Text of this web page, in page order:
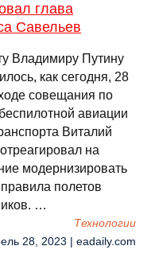
глава
Савельев
Владимиру Путину
как сегодня, 28
совещания по
авиации
Виталий
на
модернизировать
полетов
…
Технологии
28, 2023 | eadaily.com